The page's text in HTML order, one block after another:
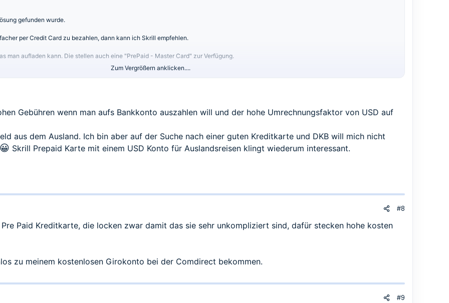
gefunden wurde.
per Credit Card zu bezahlen, dann kann ich Skrill empfehlen.
man aufladen kann. Die stellen auch eine "PrePaid - Master Card" zur Verfügung.
konto sein um mit der Skrill Karte zu bezahlen.
Zum Vergrößern anklicken....
Gebühren wenn man aufs Bankkonto auszahlen will und der hohe Umrechnungsfaktor von USD auf
aus dem Ausland. Ich bin aber auf der Suche nach einer guten Kreditkarte und DKB will mich nicht
😀 Skrill Prepaid Karte mit einem USD Konto für Auslandsreisen klingt wiederum interessant.
#8
Paid Kreditkarte, die locken zwar damit das sie sehr unkompliziert sind, dafür stecken hohe kosten
zu meinem kostenlosen Girokonto bei der Comdirect bekommen.
#9